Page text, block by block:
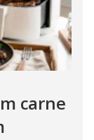
carne